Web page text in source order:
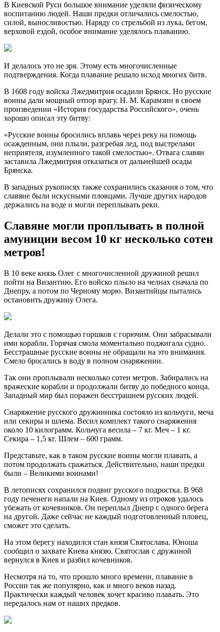
В Киевской Руси большое внимание уделяли физическому
воспитанию людей. Наши предки отличались смелостью,
силой, выносливостью. Наряду со стрельбой из лука, бегом,
верховой ездой, особое внимание уделялось плаванию.
И делалось это не зря. Этому есть многочисленные
подтверждения. Когда плавание решало исход многих битв.
В 1608 году войска Лжедмитрия осадили Брянск. Но русские
воины дали мощный отпор врагу. Н. М. Карамзин в своем
произведении «История государства Российского», очень
хорошо описал эту битву:
«Русские воины бросились вплавь через реку на помощь
осажденным, они плыли, разгребая лед, под выстрелами
неприятеля, изумленного такой смелостью». Отвага славян
заставила Лжедмитрия отказаться от дальнейшей осады
Брянска.
В западных рукописях также сохранились сказания о том, что
славяне были искусными пловцами. Лучше других народов
держались на воде и могли переплывать реки.
Славяне могли проплывать в полной
амуниции весом 10 кг несколько сотен
метров!
В 10 веке князь Олег с многочисленной дружиной решил
пойти на Византию. Его войско плыло на челнах сначала по
Днепру, а потом по Черному морю. Византийцы пытались
остановить дружину Олега.
Делали это с помощью горшков с горючим. Они забрасывали
ими корабли. Горячая смола моментально поджигала судно.
Бесстрашные русские воины не обращали на это внимания.
Смело бросались в воду в полном снаряжении.
Так они проплывали несколько сотен метров. Забирались на
вражеские корабли и продолжали битву до победного конца.
Западный мир был поражен бесстрашием русских людей.
Снаряжение русского дружинника состояло из кольчуги, меча
или секиры и шлема. Весил комплект такого снаряжения
около 10 килограмм. Кольчуга весила – 7 кг. Меч – 1 кг.
Секира – 1,5 кг. Шлем – 600 грамм.
Представьте, как в таком русские воины могли плавать, а
потом продолжать сражаться. Действительно, наши предки
были – Великими воинами!
В летописях сохранился подвиг русского подростка. В 968
году печенеги напали на Киев. Одному из отроков удалось
убежать от кочевников. Он переплыл Днепр с одного берега
на другой. Даже сейчас не каждый подготовленный пловец,
сможет это сделать.
На этом берегу находился стан князя Святослава. Юноша
сообщил о захвате Киева князю. Святослав с дружиной
вернулся в Киев и разбил кочевников.
Несмотря на то, что прошло много времени, плавание в
России так же популярно, как и много веков назад.
Практически каждый человек хочет красиво плавать. Это
передалось нам от наших предков.